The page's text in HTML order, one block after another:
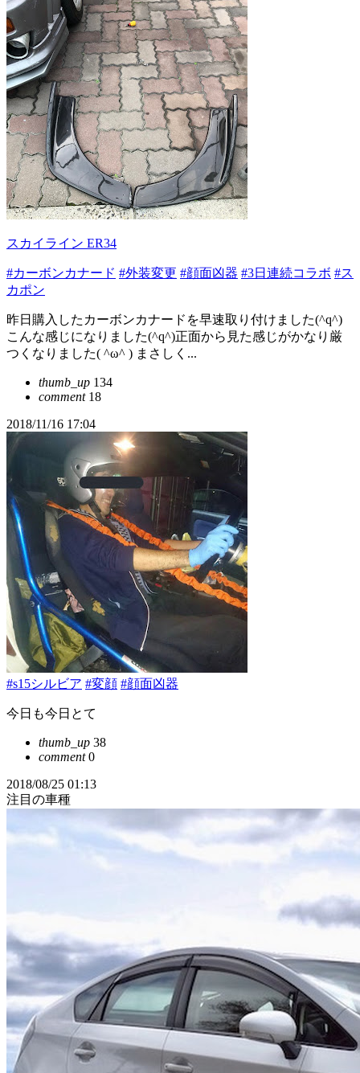
スカイライン ER34
#カーボンカナード #外装変更 #顔面凶器 #3日連続コラボ #ス
カポン
昨日購入したカーボンカナードを早速取り付けました(^q^)
こんな感じになりました(^q^)正面から見た感じがかなり厳
つくなりました( ^ω^ ) まさしく...
thumb_up 134
comment18
2018/11/16 17:04
#s15シルビア #変顔 #顔面凶器
今日も今日とて
thumb_up 38
comment0
2018/08/25 01:13
注目の車種